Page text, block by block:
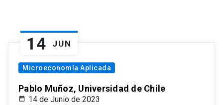
14 JUN
Microeconomía Aplicada
Pablo Muñoz, Universidad de Chile
14 de Junio de 2023